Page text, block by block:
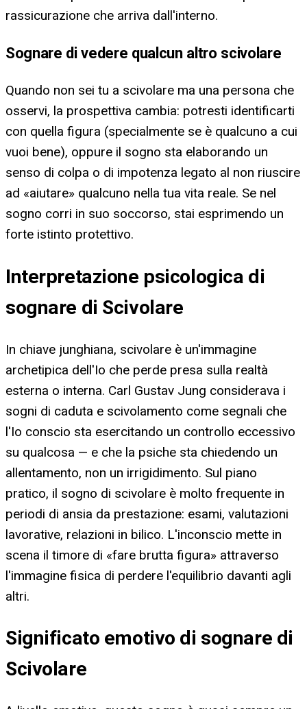
rassicurazione che arriva dall'interno.
Sognare di vedere qualcun altro scivolare
Quando non sei tu a scivolare ma una persona che
osservi, la prospettiva cambia: potresti identificarti
con quella figura (specialmente se è qualcuno a cui
vuoi bene), oppure il sogno sta elaborando un
senso di colpa o di impotenza legato al non riuscire
ad «aiutare» qualcuno nella tua vita reale. Se nel
sogno corri in suo soccorso, stai esprimendo un
forte istinto protettivo.
Interpretazione psicologica di
sognare di Scivolare
In chiave junghiana, scivolare è un'immagine
archetipica dell'Io che perde presa sulla realtà
esterna o interna. Carl Gustav Jung considerava i
sogni di caduta e scivolamento come segnali che
l'Io conscio sta esercitando un controllo eccessivo
su qualcosa — e che la psiche sta chiedendo un
allentamento, non un irrigidimento. Sul piano
pratico, il sogno di scivolare è molto frequente in
periodi di ansia da prestazione: esami, valutazioni
lavorative, relazioni in bilico. L'inconscio mette in
scena il timore di «fare brutta figura» attraverso
l'immagine fisica di perdere l'equilibrio davanti agli
altri.
Significato emotivo di sognare di
Scivolare